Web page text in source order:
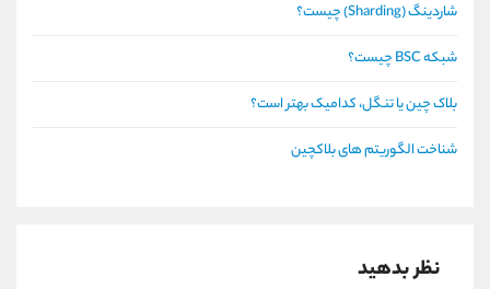
شاردینگ (Sharding) چیست؟
شبکه BSC چیست؟
بلاک چین یا تنگل، کدامیک بهتر است؟
شناخت الگوریتم های بلاکچین
نظر بدهید